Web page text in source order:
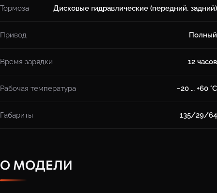
Тормоза Дисковые гидравлические (передний, задний)
Привод Полный
Время зарядки 12 часов
Рабочая температура −20 … +60 °C
Габариты 135/29/64
О МОДЕЛИ